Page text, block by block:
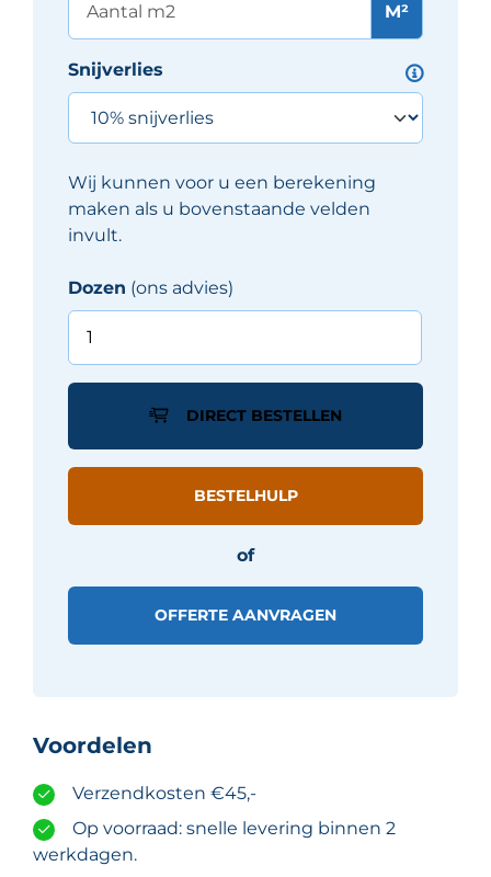
M²
Snijverlies
Wij kunnen voor u een berekening
maken als u bovenstaande velden
invult.
Dozen (ons advies)
Iris
VENICEVILLA
Zwart
DIRECT BESTELLEN
BESTELHULP
of
OFFERTE AANVRAGEN
Voordelen
Verzendkosten €45,-
Op voorraad: snelle levering binnen 2
werkdagen.